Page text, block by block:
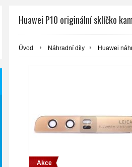
Huawei P10 originální sklíčko
Úvod Náhradní díly Huawei
Akce